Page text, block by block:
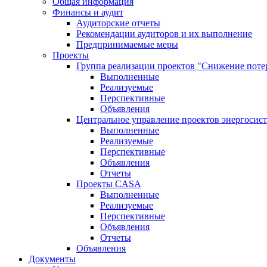
Финансы и аудит
Аудиторские отчеты
Рекомендации аудиторов и их выполнение
Предпринимаемые меры
Проекты
Группа реализации проектов "Снижение
Выполненные
Реализуемые
Перспективные
Объявления
Центральное управление проектов
Выполненные
Реализуемые
Перспективные
Объявления
Отчеты
Проекты CASA
Выполненные
Реализуемые
Перспективные
Объявления
Отчеты
Объявления
Документы